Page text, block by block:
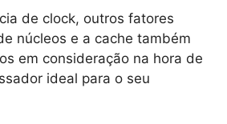
de clock, outros fatores
núcleos e a cache também
em consideração na hora de
ideal para o seu